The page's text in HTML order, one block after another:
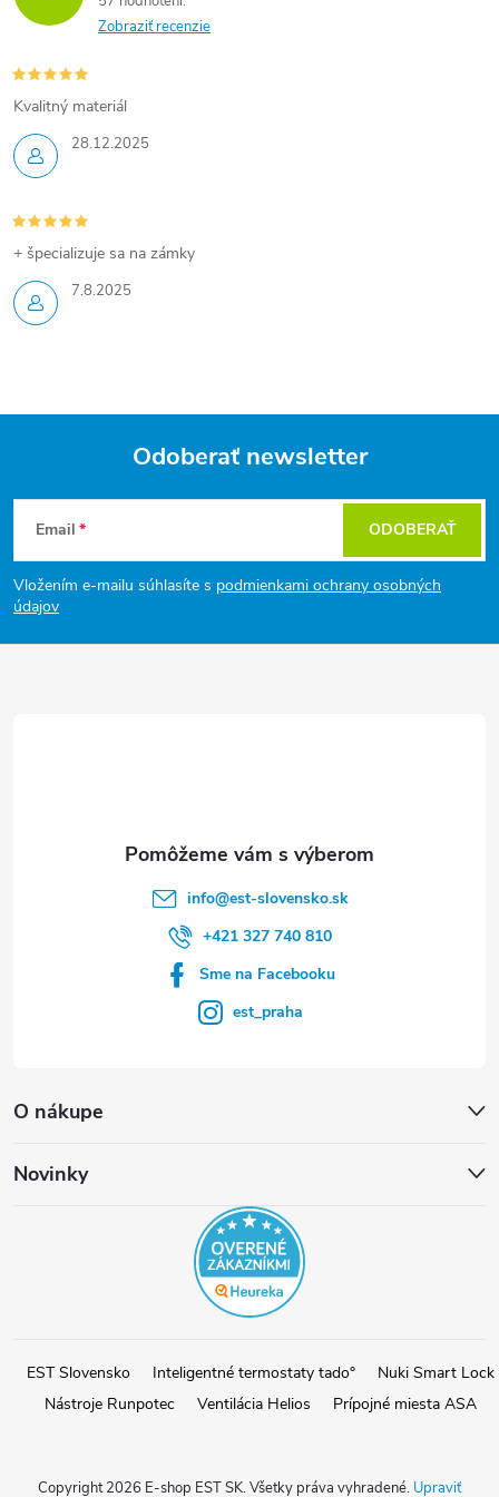
k
y
v
ý
p
i
Zobraziť recenzie
28.12.2025
Kvalitný materiál
7.8.2025
+ špecializuje sa na zámky
Z
á
p
Odoberať newsletter
Email
Vložením e-mailu súhlasíte s podmienkami ochrany osobných
údajov
ODOBERAŤ
O nákupe
Novinky
info@est-slovensko.sk
+421 327 740 810
Sme na Facebooku
est_praha
EST Slovensko Inteligentné termostaty tado°
Nuki Smart Lock
Nástroje Runpotec
Ventilácia Helios Prípojné miesta ASA
Copyright 2026 E-shop EST SK. Všetky práva vyhradené. Upraviť